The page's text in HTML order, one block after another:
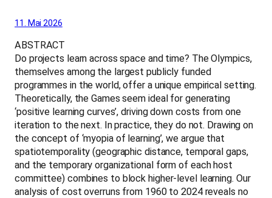
11. Mai 2026
ABSTRACT
Do projects learn across space and time? The Olympics,
themselves among the largest publicly funded
programmes in the world, offer a unique empirical setting.
Theoretically, the Games seem ideal for generating
‘positive learning curves’, driving down costs from one
iteration to the next. In practice, they do not. Drawing on
the concept of ‘myopia of learning’, we argue that
spatiotemporality (geographic distance, temporal gaps,
and the temporary organizational form of each host
committee) combines to block higher-level learning. Our
analysis of cost overruns from 1960 to 2024 reveals no